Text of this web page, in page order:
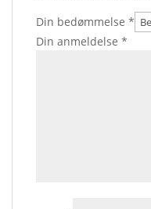
Din bedømmelse*
Din anmeldelse*